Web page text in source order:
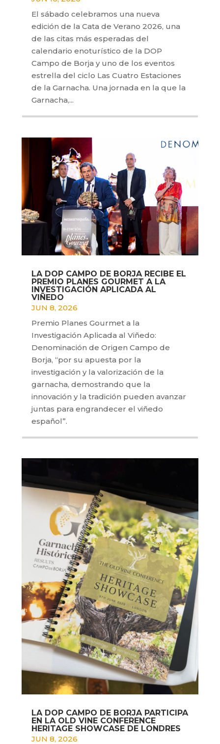
El sábado celebramos una nueva
edición de la Cata de Verano 2026, una
de las citas más esperadas del
calendario enoturístico de la DOP
Campo de Borja y uno de los eventos
estrella del ciclo Las Cuatro Estaciones
de la Garnacha. Una jornada en la que la
Garnacha,...
LA DOP CAMPO DE BORJA RECIBE EL
PREMIO PLANES GOURMET A LA
INVESTIGACIÓN APLICADA AL
VIÑEDO
JUN 8, 2026
Premio Planes Gourmet a la
Investigación Aplicada al Viñedo:
Denominación de Origen Campo de
Borja, “por su apuesta por la
investigación y la valorización de la
garnacha, demostrando que la
innovación y la tradición pueden avanzar
juntas para engrandecer el viñedo
español”.
LA DOP CAMPO DE BORJA PARTICIPA
EN LA OLD VINE CONFERENCE
HERITAGE SHOWCASE DE LONDRES
JUN 8, 2026